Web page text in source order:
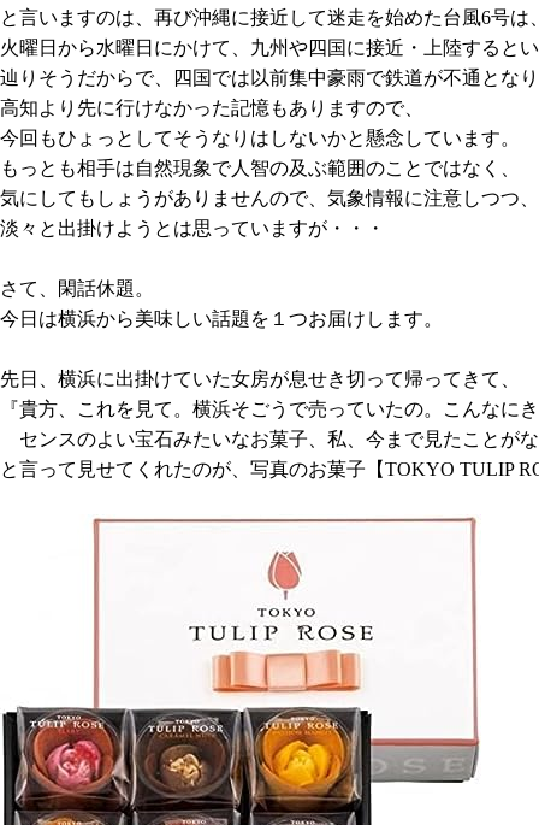
と言いますのは、再び沖縄に接近して迷走を始めた台風6号は
火曜日から水曜日にかけて、九州や四国に接近・上陸すると
辿り そうだからで、四国では以前集中豪雨で鉄道が不通とな
高知より先に行けなかった記憶もありますので、
今回もひょっとしてそうなりはしないかと懸念しています。
もっとも相手は自然現象で人智の及ぶ範囲のことではなく、
気にしてもしょ うがありませんので、気象情報に注意しつつ、
淡々と出掛けようとは思っていますが・・・
さて、閑話休題。
今日は横浜から美味しい話題を１つお届けします。
先日、横浜に出掛けていた女房が息せき切って帰ってきて、
『貴方、これを見て。横浜そごうで売っていたの。こんなに
センスのよい宝石みたいなお菓子、私、今まで見たことが
と言って見せてくれたのが、写真のお菓子【TOKYO TULIP